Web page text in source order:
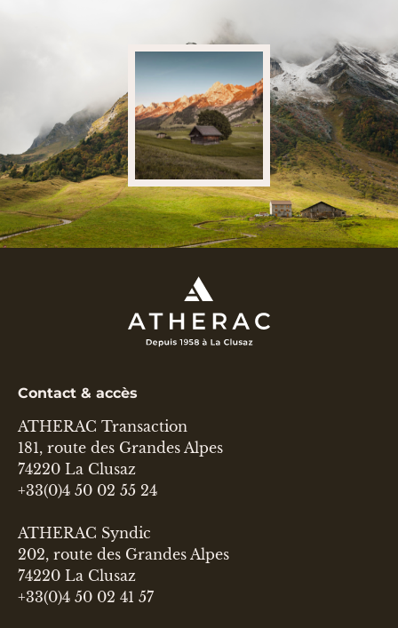
Contact & accès
ATHERAC Transaction
181, route des Grandes Alpes
74220 La Clusaz
+33(0)4 50 02 55 24
ATHERAC Syndic
202, route des Grandes Alpes
74220 La Clusaz
+33(0)4 50 02 41 57